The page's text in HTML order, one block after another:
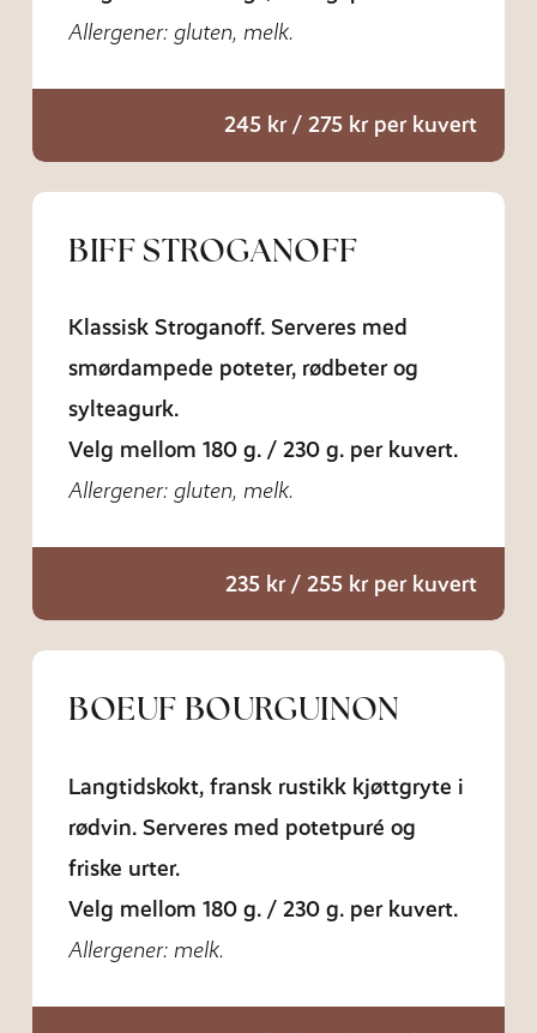
Allergener: gluten, melk.
245 kr / 275 kr per kuvert
BIFF STROGANOFF
Klassisk Stroganoff. Serveres med
smørdampede poteter, rødbeter og
sylteagurk.
Velg mellom 180 g. / 230 g. per kuvert.
Allergener: gluten, melk.
235 kr / 255 kr per kuvert
BOEUF BOURGUINON
Langtidskokt, fransk rustikk kjøttgryte i
rødvin. Serveres med potetpuré og
friske urter.
Velg mellom 180 g. / 230 g. per kuvert.
Allergener: melk.